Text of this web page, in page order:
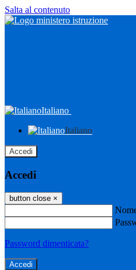
Salta al contenuto
Italiano
Italiano
Accedi
Accedi
button close ×
Password dimenticata?